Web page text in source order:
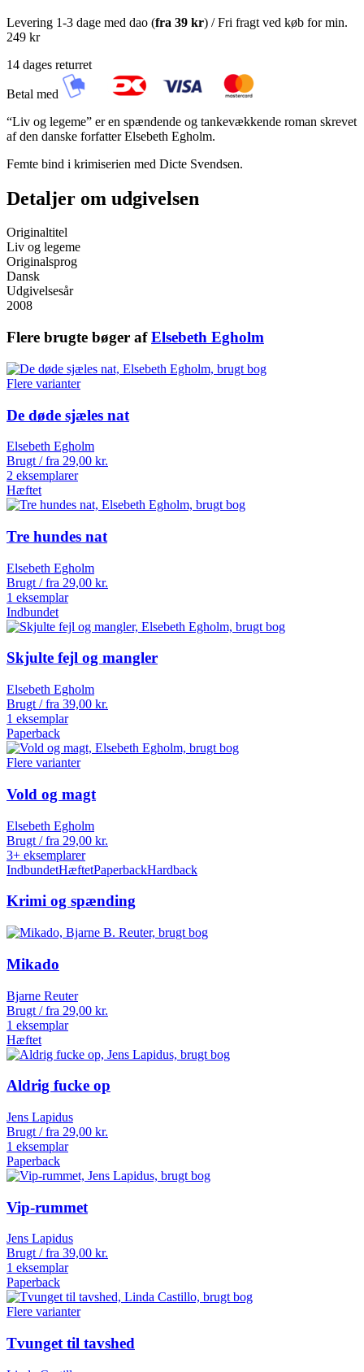
Levering 1-3 dage med dao (fra 39 kr) / Fri fragt ved køb for min.
249 kr
14 dages returret
Betal med
“Liv og legeme” er en spændende og tankevækkende roman skrevet
af den danske forfatter Elsebeth Egholm.
Femte bind i krimiserien med Dicte Svendsen.
Detaljer om udgivelsen
Originaltitel
Liv og legeme
Originalsprog
Dansk
Udgivelsesår
2008
Flere brugte bøger afElsebeth Egholm
Flere varianter
De døde sjæles nat
Elsebeth Egholm
Brugt / fra 29,00 kr.
2 eksemplarer
Hæftet
Tre hundes nat
Elsebeth Egholm
Brugt / fra 29,00 kr.
1 eksemplar
Indbundet
Skjulte fejl og mangler
Elsebeth Egholm
Brugt / fra 39,00 kr.
1 eksemplar
Paperback
Flere varianter
Vold og magt
Elsebeth Egholm
Brugt / fra 29,00 kr.
3+ eksemplarer
IndbundetHæftetPaperbackHardback
Krimi og spænding
Mikado
Bjarne Reuter
Brugt / fra 29,00 kr.
1 eksemplar
Hæftet
Aldrig fucke op
Jens Lapidus
Brugt / fra 29,00 kr.
1 eksemplar
Paperback
Vip-rummet
Jens Lapidus
Brugt / fra 39,00 kr.
1 eksemplar
Paperback
Flere varianter
Tvunget til tavshed